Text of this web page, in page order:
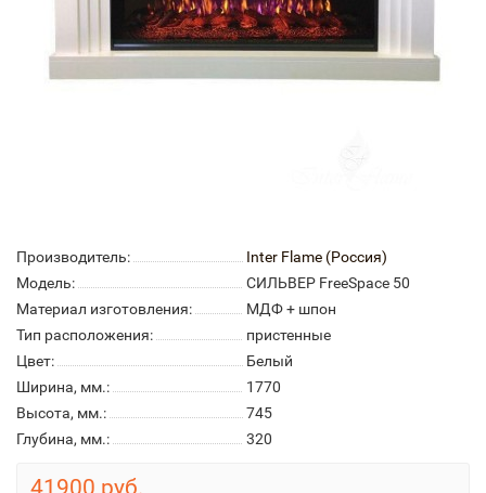
Производитель:
Inter Flame (Россия)
Модель:
СИЛЬВЕР FreeSpace 50
Материал изготовления:
МДФ + шпон
Тип расположения:
пристенные
Цвет:
Белый
Ширина, мм.:
1770
Высота, мм.:
745
Глубина, мм.:
320
41900 руб.